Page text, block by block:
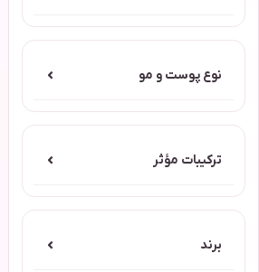
نوع پوست و مو ⌄
ترکیبات مؤثر ⌄
برند ⌄